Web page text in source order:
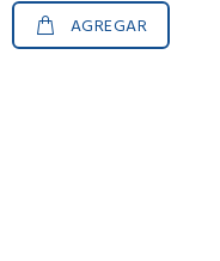
AGREGAR